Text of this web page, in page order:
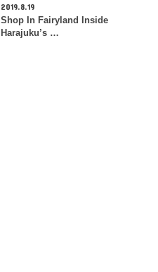
2019.8.19
Shop In Fairyland Inside
Harajuku’s …